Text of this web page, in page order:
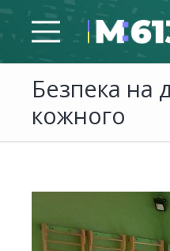
Безпека на
кожного